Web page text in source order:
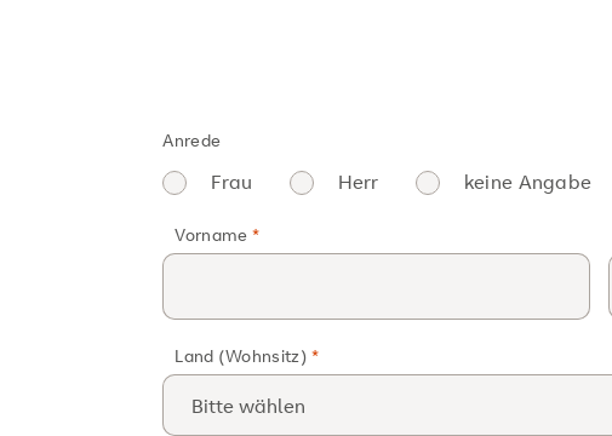
Anrede
Frau Herr keine Angabe
Vorname
Land (Wohnsitz)